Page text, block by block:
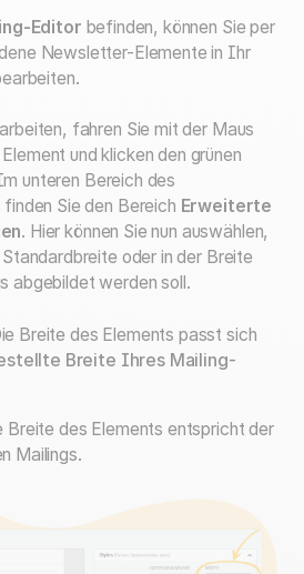
Editor befinden, können Sie per
Newsletter-Elemente in Ihr
fahren Sie mit der Maus
und klicken den grünen
unteren Bereich des
Sie den Bereich Erweiterte
. Hier können Sie nun auswählen,
oder in der Breite
abgebildet werden soll.
Breite des Elements passt sich
Breite Ihres Mailing-
Breite des Elements entspricht der
Mailings.